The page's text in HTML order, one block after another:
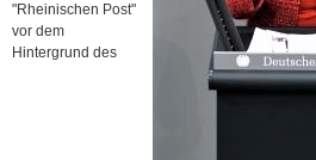
"Rheinischen Post"
vor dem
Hintergrund des